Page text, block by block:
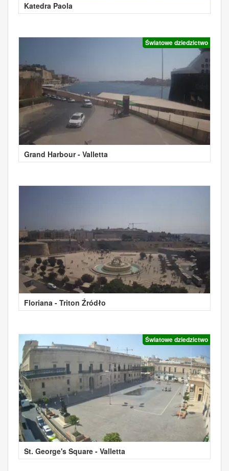
Katedra Paola
Światowe dziedzictwo
Grand Harbour - Valletta
Floriana - Triton Źródło
Światowe dziedzictwo
St. George's Square - Valletta